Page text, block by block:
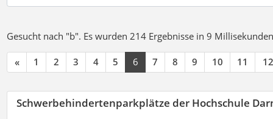
Gesucht nach "b". Es wurden 214 Ergebnisse in 9
« 1 2 3 4 5 6 7 8 9 10 11 12
Schwerbehindertenparkplätze der Hochschule